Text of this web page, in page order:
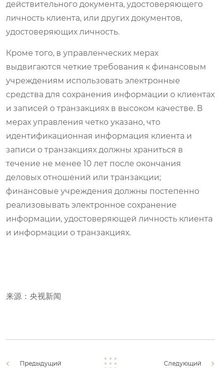
действительного документа, удостоверяющего
личность клиента, или других документов,
удостоверяющих личность.
Кроме того, в управленческих мерах
выдвигаются четкие требования к финансовым
учреждениям использовать электронные
средства для сохранения информации о клиентах
и записей о транзакциях в высоком качестве. В
мерах управления четко указано, что
идентификационная информация клиента и
записи о транзакциях должны храниться в
течение не менее 10 лет после окончания
деловых отношений или транзакции;
финансовые учреждения должны постепенно
реализовывать электронное сохранение
информации, удостоверяющей личность клиента
и информации о транзакциях.
来源：央视新闻
Предыдущий Следующий